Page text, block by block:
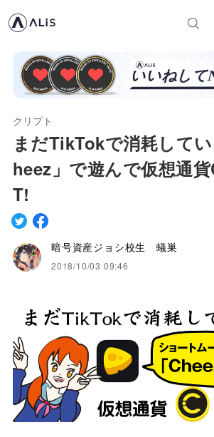
クリプト
まだTikTokで消耗して
heez」で遊んで仮想通
T!
暗号資産ジョシ校生 蟻巣
2018/10/03 09:46